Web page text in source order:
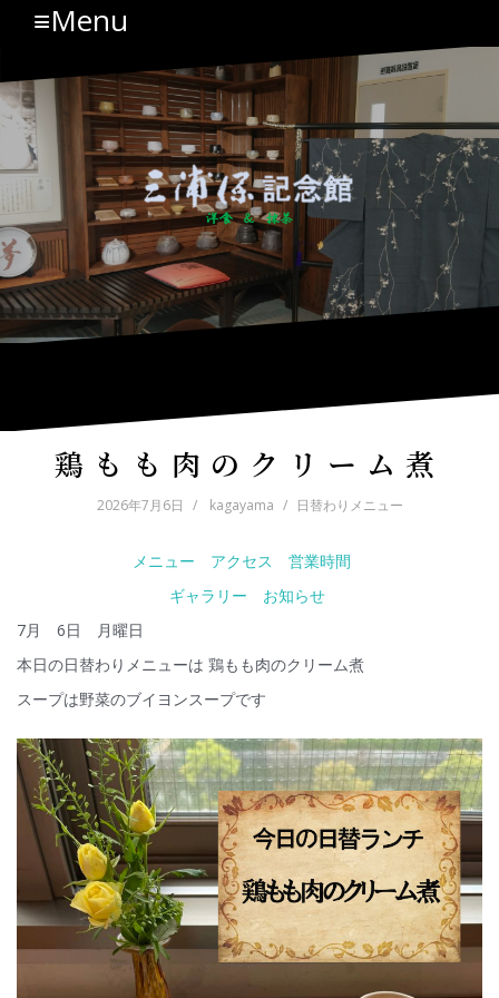
ン
ツ
キ
ッ
プ
≡Menu
鶏もも肉のクリーム煮
2026年7月6日 kagayama 日替わりメニュー
メニュー アクセス
営業時間
ギャラリー
お知らせ
7月 6日 月曜日
本日の日替わりメニューは 鶏もも肉のクリーム煮
スープは野菜のブイヨンスープです